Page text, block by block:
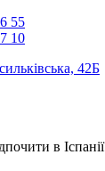
55
10
42Б
в Іспанії